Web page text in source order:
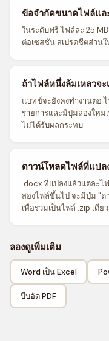
ข้อจำกัดขนาดไฟล์แล
ในระดับฟรี ไฟล์ละ 25
ต่อเซสชัน สเปรดชีตส่วน
ถ้าไฟล์หนึ่งล้มเหลวจ
แบทช์จะยังคงทำงานต่อ
รายการและมีปุ่มลองให
ไม่ได้รับผลกระทบ
ดาวน์โหลดไฟล์ที่แปล
.docx ที่แปลงแล้วแต่ละไ
สองไฟล์ขึ้นไป จะมีปุ่ม "ด
เพื่อรวมเป็นไฟล์ .zip เดียว
ลองดูเพิ่มเติม
Word เป็น Excel
บีบอัด PDF